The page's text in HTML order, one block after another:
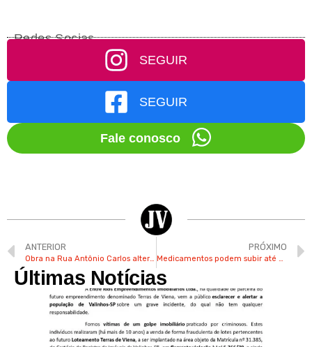
Redes Socias
SEGUIR
SEGUIR
Fale conosco
ANTERIOR
Obra na Rua Antônio Carlos altera trânsito no centro de Valinhos
PRÓXIMO
Últimas Notícias